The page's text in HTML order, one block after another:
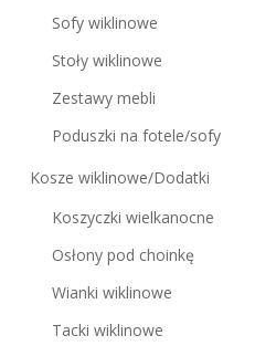
Sofy wiklinowe
Stoły wiklinowe
Zestawy mebli
Poduszki na fotele/sofy
Kosze wiklinowe/Dodatki
Koszyczki wielkanocne
Osłony pod choinkę
Wianki wiklinowe
Tacki wiklinowe